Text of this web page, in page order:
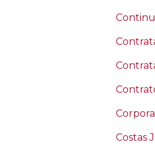
Costas